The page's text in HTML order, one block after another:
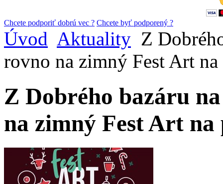
Chcete podporiť dobrú vec ? Chcete byť podporený ?
Úvod Aktuality Z
rovno na zimný Fest Art
Z Dobrého bazáru
na zimný Fest Art na